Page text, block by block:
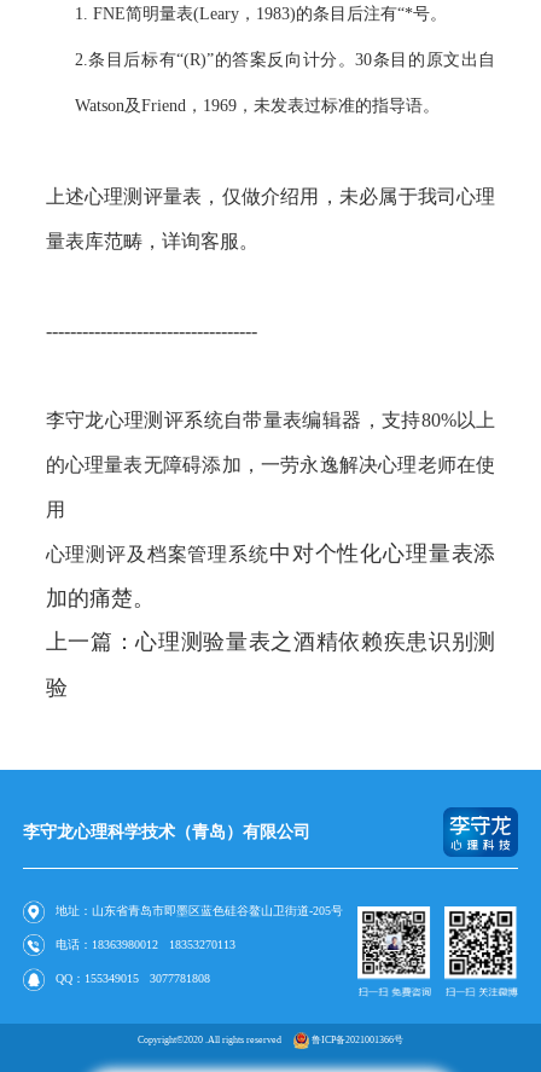
1. FNE简明量表(Leary， 1983)的条目后注有“*号。
2.条目后标有“(R)”的答案反向计分。30条目的原文出自
Watson及Friend， 1969，未发表过标准的指导语。
上述心理测评量表 ，仅做介绍用，未必属于我司心理
量表库范畴，详询客服。
-----------------------------------
李守龙心理测评系统自带量表编辑器，支持80%以上
的心理量表无障碍添加，一劳永逸解决心理老师在使
用
心理测评及档案管理系统中对个性化心理量表添
加的痛楚。
上一篇：心理测验量表之酒精依赖疾患识别测
验
李守龙心理科学技术（青岛）有限公司
地址：山东省青岛市即墨区蓝色硅谷鳌山卫街道-205号
电话： 18363980012 18353270113
QQ： 155349015 3077781808
Copyright©2020 .All rights reserved 鲁ICP备2021001366号